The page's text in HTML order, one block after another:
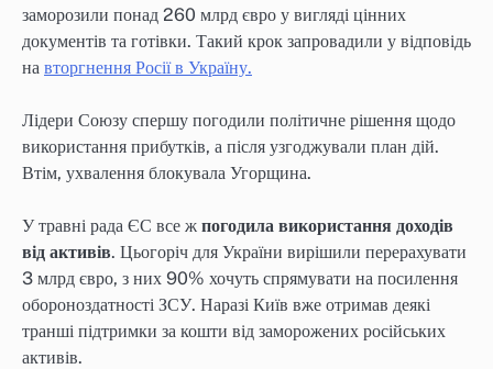
заморозили понад 260 млрд євро у вигляді цінних
документів та готівки. Такий крок запровадили у відповідь
на вторгнення Росії в Україну.
Лідери Союзу спершу погодили політичне рішення щодо
використання прибутків, а після узгоджували план дій.
Втім, ухвалення блокувала Угорщина.
У травні рада ЄС все ж погодила використання доходів
від активів. Цьогоріч для України вирішили перерахувати
3 млрд євро, з них 90% хочуть спрямувати на посилення
обороноздатності ЗСУ. Наразі Київ вже отримав деякі
транші підтримки за кошти від заморожених російських
активів.